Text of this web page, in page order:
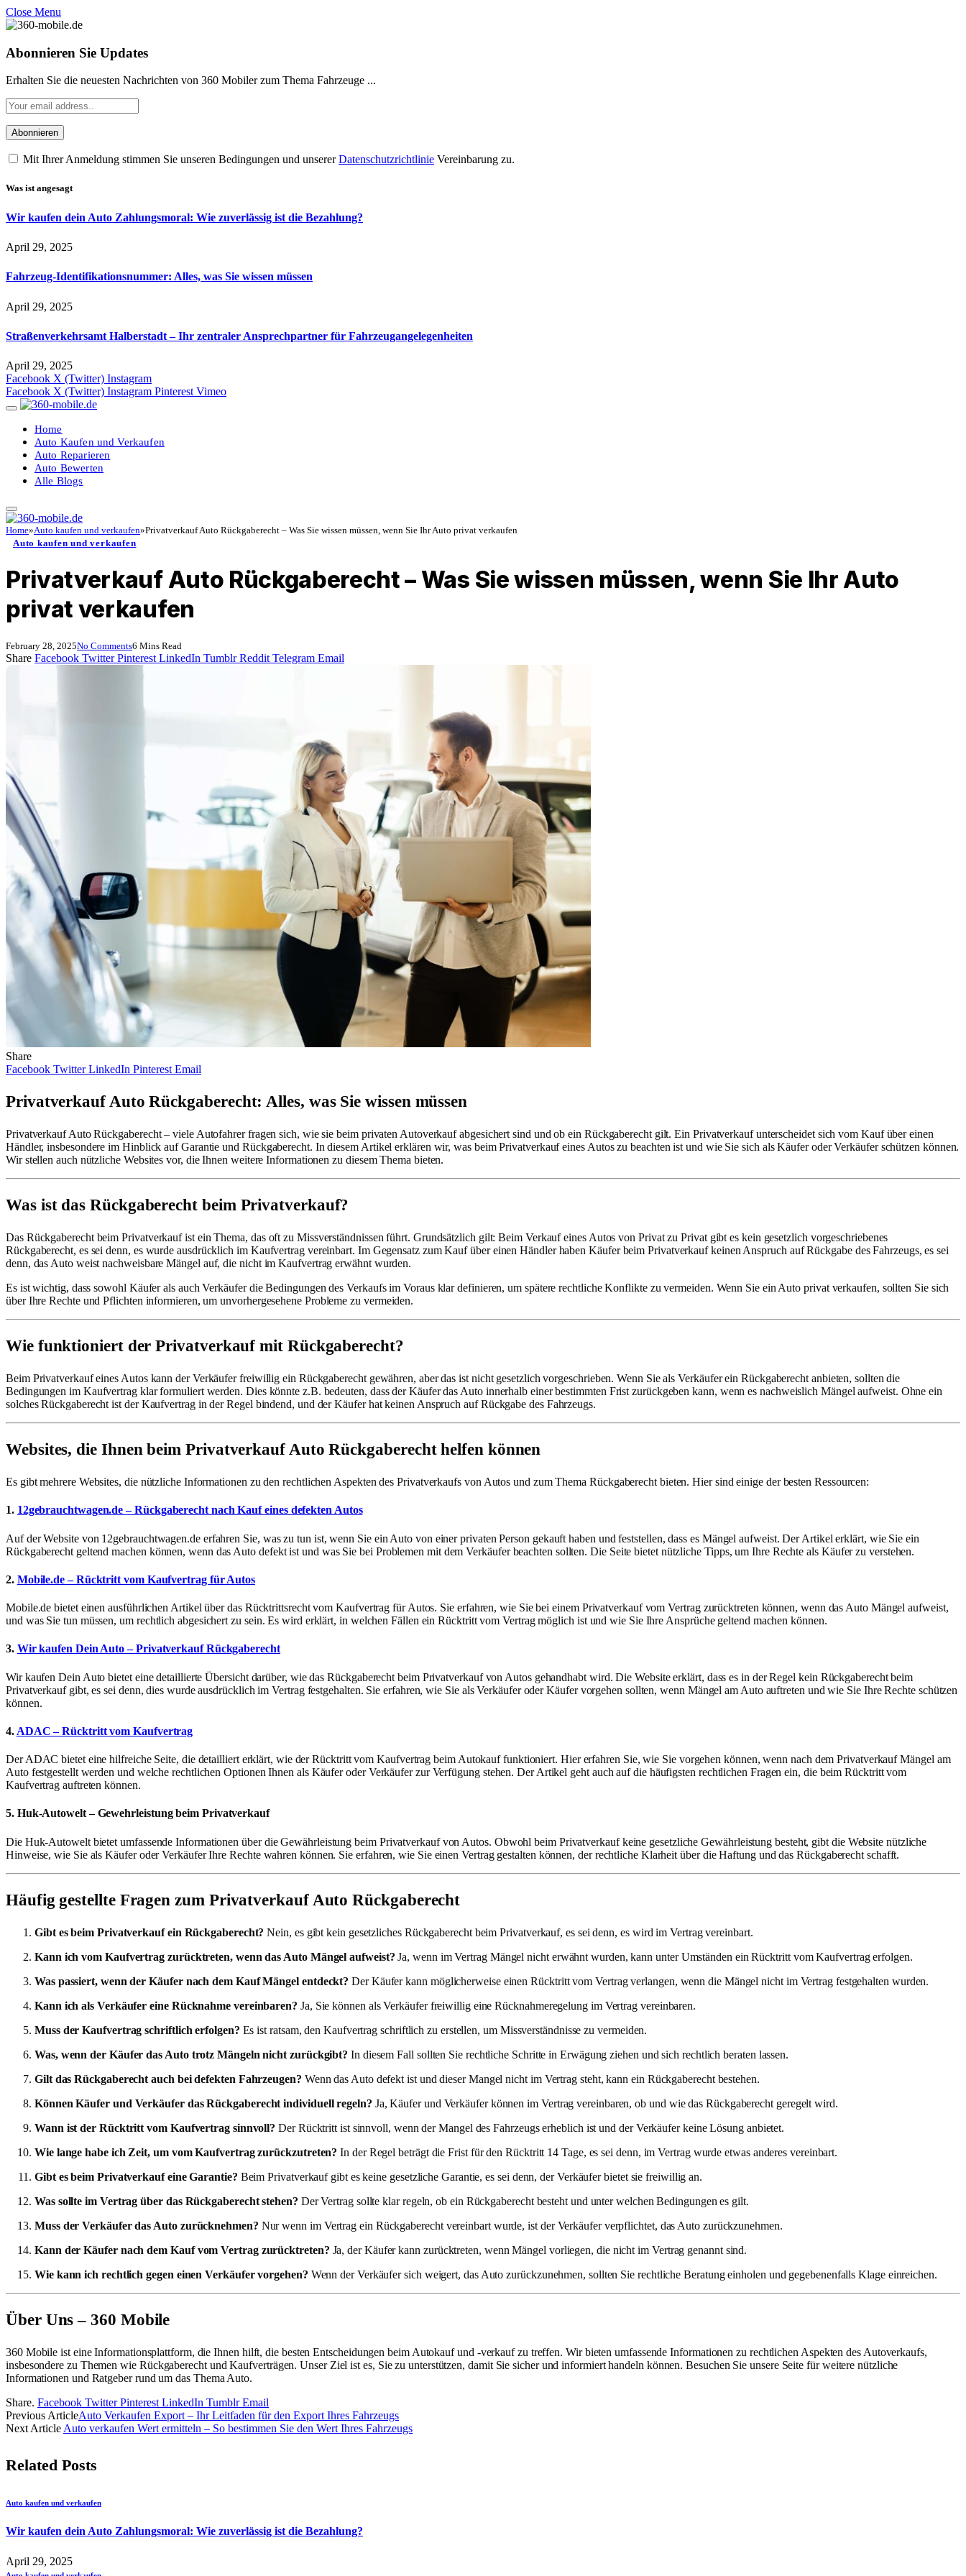
Close Menu
Abonnieren Sie Updates
Erhalten Sie die neuesten Nachrichten von 360 Mobiler zum Thema Fahrzeuge ...
Mit Ihrer Anmeldung stimmen Sie unseren Bedingungen und unsererDatenschutzrichtlinie Vereinbarung zu.
Was ist angesagt
Wir kaufen dein Auto Zahlungsmoral: Wie zuverlässig ist die Bezahlung?
April 29, 2025
Fahrzeug-Identifikationsnummer: Alles, was Sie wissen müssen
April 29, 2025
Straßenverkehrsamt Halberstadt – Ihr zentraler Ansprechpartner für Fahrzeugangelegenheiten​
April 29, 2025
Facebook X (Twitter) Instagram
Facebook X (Twitter) Instagram Pinterest Vimeo
Home
Auto Kaufen und Verkaufen
Auto Reparieren
Auto Bewerten
Alle Blogs
Home»Auto kaufen und verkaufen»Privatverkauf Auto Rückgaberecht – Was Sie wissen müssen, wenn Sie Ihr Auto privat verkaufen
Auto kaufen und verkaufen
Privatverkauf Auto Rückgaberecht – Was Sie wissen müssen, wenn Sie Ihr Auto
privat verkaufen
February 28, 2025No Comments6 Mins Read
Share Facebook Twitter Pinterest LinkedIn Tumblr Reddit Telegram Email
Share
Facebook Twitter LinkedIn Pinterest Email
Privatverkauf Auto Rückgaberecht: Alles, was Sie wissen müssen
Privatverkauf Auto Rückgaberecht – viele Autofahrer fragen sich, wie sie beim privaten Autoverkauf abgesichert sind und ob ein Rückgaberecht gilt. Ein Privatverkauf unterscheidet sich vom Kauf über einen
Händler, insbesondere im Hinblick auf Garantie und Rückgaberecht. In diesem Artikel erklären wir, was beim Privatverkauf eines Autos zu beachten ist und wie Sie sich als Käufer oder Verkäufer schützen können.
Wir stellen auch nützliche Websites vor, die Ihnen weitere Informationen zu diesem Thema bieten.
Was ist das Rückgaberecht beim Privatverkauf?
Das Rückgaberecht beim Privatverkauf ist ein Thema, das oft zu Missverständnissen führt. Grundsätzlich gilt: Beim Verkauf eines Autos von Privat zu Privat gibt es kein gesetzlich vorgeschriebenes
Rückgaberecht, es sei denn, es wurde ausdrücklich im Kaufvertrag vereinbart. Im Gegensatz zum Kauf über einen Händler haben Käufer beim Privatverkauf keinen Anspruch auf Rückgabe des Fahrzeugs, es sei
denn, das Auto weist nachweisbare Mängel auf, die nicht im Kaufvertrag erwähnt wurden.
Es ist wichtig, dass sowohl Käufer als auch Verkäufer die Bedingungen des Verkaufs im Voraus klar definieren, um spätere rechtliche Konflikte zu vermeiden. Wenn Sie ein Auto privat verkaufen, sollten Sie sich
über Ihre Rechte und Pflichten informieren, um unvorhergesehene Probleme zu vermeiden.
Wie funktioniert der Privatverkauf mit Rückgaberecht?
Beim Privatverkauf eines Autos kann der Verkäufer freiwillig ein Rückgaberecht gewähren, aber das ist nicht gesetzlich vorgeschrieben. Wenn Sie als Verkäufer ein Rückgaberecht anbieten, sollten die
Bedingungen im Kaufvertrag klar formuliert werden. Dies könnte z.B. bedeuten, dass der Käufer das Auto innerhalb einer bestimmten Frist zurückgeben kann, wenn es nachweislich Mängel aufweist. Ohne ein
solches Rückgaberecht ist der Kaufvertrag in der Regel bindend, und der Käufer hat keinen Anspruch auf Rückgabe des Fahrzeugs.
Websites, die Ihnen beim Privatverkauf Auto Rückgaberecht helfen können
Es gibt mehrere Websites, die nützliche Informationen zu den rechtlichen Aspekten des Privatverkaufs von Autos und zum Thema Rückgaberecht bieten. Hier sind einige der besten Ressourcen:
1. 12gebrauchtwagen.de – Rückgaberecht nach Kauf eines defekten Autos
Auf der Website von 12gebrauchtwagen.de erfahren Sie, was zu tun ist, wenn Sie ein Auto von einer privaten Person gekauft haben und feststellen, dass es Mängel aufweist. Der Artikel erklärt, wie Sie ein
Rückgaberecht geltend machen können, wenn das Auto defekt ist und was Sie bei Problemen mit dem Verkäufer beachten sollten. Die Seite bietet nützliche Tipps, um Ihre Rechte als Käufer zu verstehen.
2. Mobile.de – Rücktritt vom Kaufvertrag für Autos
Mobile.de bietet einen ausführlichen Artikel über das Rücktrittsrecht vom Kaufvertrag für Autos. Sie erfahren, wie Sie bei einem Privatverkauf vom Vertrag zurücktreten können, wenn das Auto Mängel aufweist,
und was Sie tun müssen, um rechtlich abgesichert zu sein. Es wird erklärt, in welchen Fällen ein Rücktritt vom Vertrag möglich ist und wie Sie Ihre Ansprüche geltend machen können.
3. Wir kaufen Dein Auto – Privatverkauf Rückgaberecht
Wir kaufen Dein Auto bietet eine detaillierte Übersicht darüber, wie das Rückgaberecht beim Privatverkauf von Autos gehandhabt wird. Die Website erklärt, dass es in der Regel kein Rückgaberecht beim
Privatverkauf gibt, es sei denn, dies wurde ausdrücklich im Vertrag festgehalten. Sie erfahren, wie Sie als Verkäufer oder Käufer vorgehen sollten, wenn Mängel am Auto auftreten und wie Sie Ihre Rechte schützen
können.
4. ADAC – Rücktritt vom Kaufvertrag
Der ADAC bietet eine hilfreiche Seite, die detailliert erklärt, wie der Rücktritt vom Kaufvertrag beim Autokauf funktioniert. Hier erfahren Sie, wie Sie vorgehen können, wenn nach dem Privatverkauf Mängel am
Auto festgestellt werden und welche rechtlichen Optionen Ihnen als Käufer oder Verkäufer zur Verfügung stehen. Der Artikel geht auch auf die häufigsten rechtlichen Fragen ein, die beim Rücktritt vom
Kaufvertrag auftreten können.
5. Huk-Autowelt – Gewehrleistung beim Privatverkauf
Die Huk-Autowelt bietet umfassende Informationen über die Gewährleistung beim Privatverkauf von Autos. Obwohl beim Privatverkauf keine gesetzliche Gewährleistung besteht, gibt die Website nützliche
Hinweise, wie Sie als Käufer oder Verkäufer Ihre Rechte wahren können. Sie erfahren, wie Sie einen Vertrag gestalten können, der rechtliche Klarheit über die Haftung und das Rückgaberecht schafft.
Häufig gestellte Fragen zum Privatverkauf Auto Rückgaberecht
Gibt es beim Privatverkauf ein Rückgaberecht? Nein, es gibt kein gesetzliches Rückgaberecht beim Privatverkauf, es sei denn, es wird im Vertrag vereinbart.
Kann ich vom Kaufvertrag zurücktreten, wenn das Auto Mängel aufweist? Ja, wenn im Vertrag Mängel nicht erwähnt wurden, kann unter Umständen ein Rücktritt vom Kaufvertrag erfolgen.
Was passiert, wenn der Käufer nach dem Kauf Mängel entdeckt? Der Käufer kann möglicherweise einen Rücktritt vom Vertrag verlangen, wenn die Mängel nicht im Vertrag festgehalten wurden.
Kann ich als Verkäufer eine Rücknahme vereinbaren? Ja, Sie können als Verkäufer freiwillig eine Rücknahmeregelung im Vertrag vereinbaren.
Muss der Kaufvertrag schriftlich erfolgen? Es ist ratsam, den Kaufvertrag schriftlich zu erstellen, um Missverständnisse zu vermeiden.
Was, wenn der Käufer das Auto trotz Mängeln nicht zurückgibt? In diesem Fall sollten Sie rechtliche Schritte in Erwägung ziehen und sich rechtlich beraten lassen.
Gilt das Rückgaberecht auch bei defekten Fahrzeugen? Wenn das Auto defekt ist und dieser Mangel nicht im Vertrag steht, kann ein Rückgaberecht bestehen.
Können Käufer und Verkäufer das Rückgaberecht individuell regeln? Ja, Käufer und Verkäufer können im Vertrag vereinbaren, ob und wie das Rückgaberecht geregelt wird.
Wann ist der Rücktritt vom Kaufvertrag sinnvoll? Der Rücktritt ist sinnvoll, wenn der Mangel des Fahrzeugs erheblich ist und der Verkäufer keine Lösung anbietet.
Wie lange habe ich Zeit, um vom Kaufvertrag zurückzutreten? In der Regel beträgt die Frist für den Rücktritt 14 Tage, es sei denn, im Vertrag wurde etwas anderes vereinbart.
Gibt es beim Privatverkauf eine Garantie? Beim Privatverkauf gibt es keine gesetzliche Garantie, es sei denn, der Verkäufer bietet sie freiwillig an.
Was sollte im Vertrag über das Rückgaberecht stehen? Der Vertrag sollte klar regeln, ob ein Rückgaberecht besteht und unter welchen Bedingungen es gilt.
Muss der Verkäufer das Auto zurücknehmen? Nur wenn im Vertrag ein Rückgaberecht vereinbart wurde, ist der Verkäufer verpflichtet, das Auto zurückzunehmen.
Kann der Käufer nach dem Kauf vom Vertrag zurücktreten? Ja, der Käufer kann zurücktreten, wenn Mängel vorliegen, die nicht im Vertrag genannt sind.
Wie kann ich rechtlich gegen einen Verkäufer vorgehen? Wenn der Verkäufer sich weigert, das Auto zurückzunehmen, sollten Sie rechtliche Beratung einholen und gegebenenfalls Klage einreichen.
Über Uns – 360 Mobile
360 Mobile ist eine Informationsplattform, die Ihnen hilft, die besten Entscheidungen beim Autokauf und -verkauf zu treffen. Wir bieten umfassende Informationen zu rechtlichen Aspekten des Autoverkaufs,
insbesondere zu Themen wie Rückgaberecht und Kaufverträgen. Unser Ziel ist es, Sie zu unterstützen, damit Sie sicher und informiert handeln können. Besuchen Sie unsere Seite für weitere nützliche
Informationen und Ratgeber rund um das Thema Auto.
Share. Facebook Twitter Pinterest LinkedIn Tumblr Email
Previous ArticleAuto Verkaufen Export – Ihr Leitfaden für den Export Ihres Fahrzeugs
Next Article Auto verkaufen Wert ermitteln – So bestimmen Sie den Wert Ihres Fahrzeugs
Related Posts
Auto kaufen und verkaufen
Wir kaufen dein Auto Zahlungsmoral: Wie zuverlässig ist die Bezahlung?
April 29, 2025